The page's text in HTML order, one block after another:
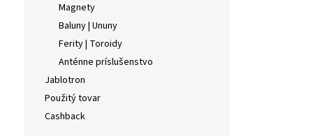
Magnety
Baluny | Ununy
Ferity | Toroidy
Anténne príslušenstvo
Jablotron
Použitý tovar
Cashback